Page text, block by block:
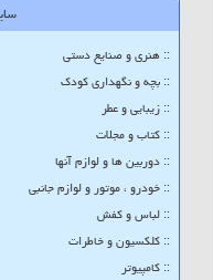
:: هنری و صنایع دستی
:: بچه و نگهداری کودک
:: زیبایی و عطر
:: کتاب و مجلات
:: دوربین ها و لوازم آنها
:: خودرو ، موتور و لوازم جانبی
:: لباس و کفش
:: کلکسیون و خاطرات
:: کامپیوتر